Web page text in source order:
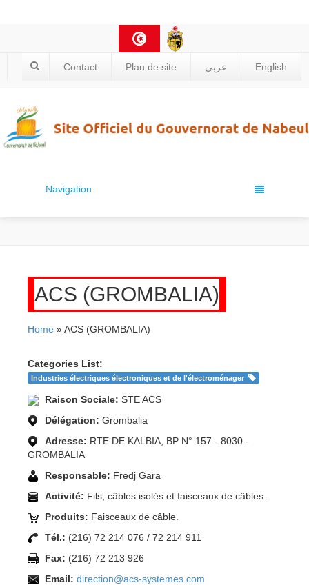
Contact Plan de site عربي English
Navigation
ACS (GROMBALIA)
Home » ACS (GROMBALIA)
Categories List:
Industries électriques électroniques et de l'électroménager
Raison Sociale: STE ACS
Délégation: Grombalia
Adresse: RTE DE KALBIA, BP N° 157 - 8030 -
GROMBALIA
Responsable: Fredj Gara
Activité: Fils, câbles isolés et faisceaux de câbles.
Produits: Faisceaux de câble.
Tél.: (216) 72 214 076 / 72 214 911
Fax: (216) 72 213 926
Email: direction@acs-systemes.com